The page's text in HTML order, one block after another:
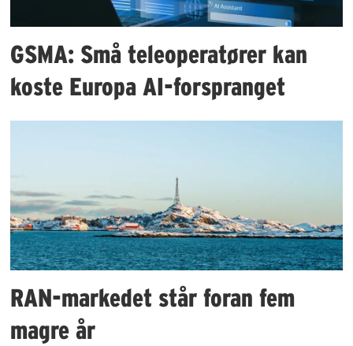
GSMA: Små teleoperatører kan
koste Europa AI-forspranget
RAN-markedet står foran fem
magre år